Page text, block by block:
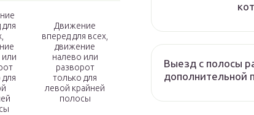
для
или
Движение
вперед для всех,
движение
налево или
разворот
только для
левой крайней
полосы
Выезд с полосы
дополнительной